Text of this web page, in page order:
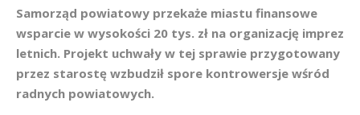
Samorząd powiatowy przekaże miastu finansowe
wsparcie w wysokości 20 tys. zł na organizację imprez
letnich. Projekt uchwały w tej sprawie przygotowany
przez starostę wzbudził spore kontrowersje wśród
radnych powiatowych.